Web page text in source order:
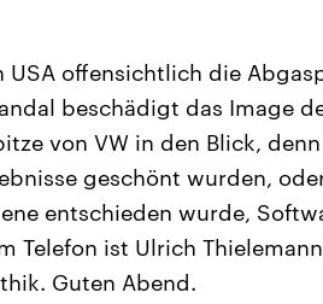
USA offensichtlich die
beschädigt das Image
von VW in den Blick,
geschönt wurden,
entschieden wurde,
Telefon ist Ulrich
Guten Abend.